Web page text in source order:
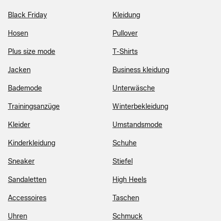
Black Friday Kleidung
Hosen Pullover
Plus size mode T-Shirts
Jacken Business kleidung
Bademode Unterwäsche
Trainingsanzüge Winterbekleidung
Kleider Umstandsmode
Kinderkleidung Schuhe
Sneaker Stiefel
Sandaletten High Heels
Accessoires Taschen
Uhren Schmuck